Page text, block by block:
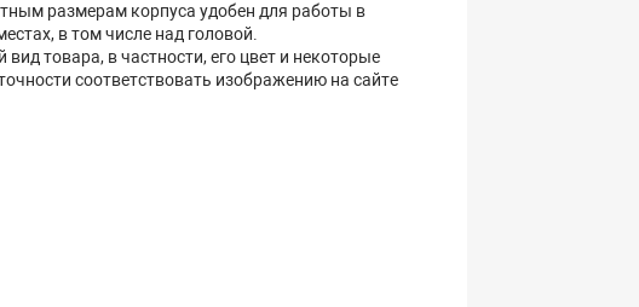
размерам корпуса удобен для работы в
в том числе над головой.
товара, в частности, его цвет и некоторые
соответствовать изображению на сайте